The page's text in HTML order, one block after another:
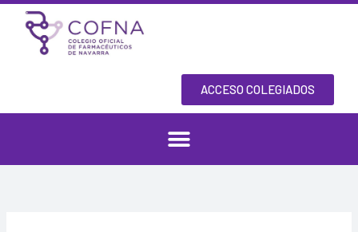
Skip
content
ACCESO COLEGIADOS